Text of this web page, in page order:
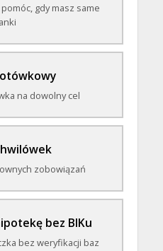
gdy masz same
na dowolny cel
zobowiązań
bez BIKu
bez weryfikacji baz